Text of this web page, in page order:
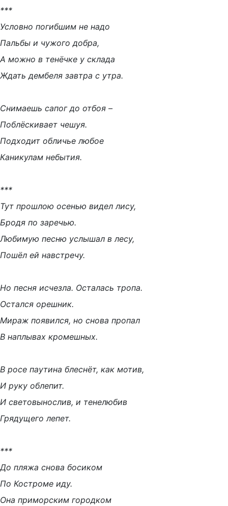
***
Условно погибшим не надо
Пальбы и чужого добра,
А можно в тенёчке у склада
Ждать дембеля завтра с утра.
Снимаешь сапог до отбоя –
Поблёскивает чешуя.
Подходит обличье любое
Каникулам небытия.
***
Тут прошлою осенью видел лису,
Бродя по заречью.
Любимую песню услышал в лесу,
Пошёл ей навстречу.
Но песня исчезла. Осталась тропа.
Остался орешник.
Мираж появился, но снова пропал
В наплывах кромешных.
В росе паутина блеснёт, как мотив,
И руку облепит.
И световынослив, и тенелюбив
Грядущего лепет.
***
До пляжа снова босиком
По Костроме иду.
Она приморским городком